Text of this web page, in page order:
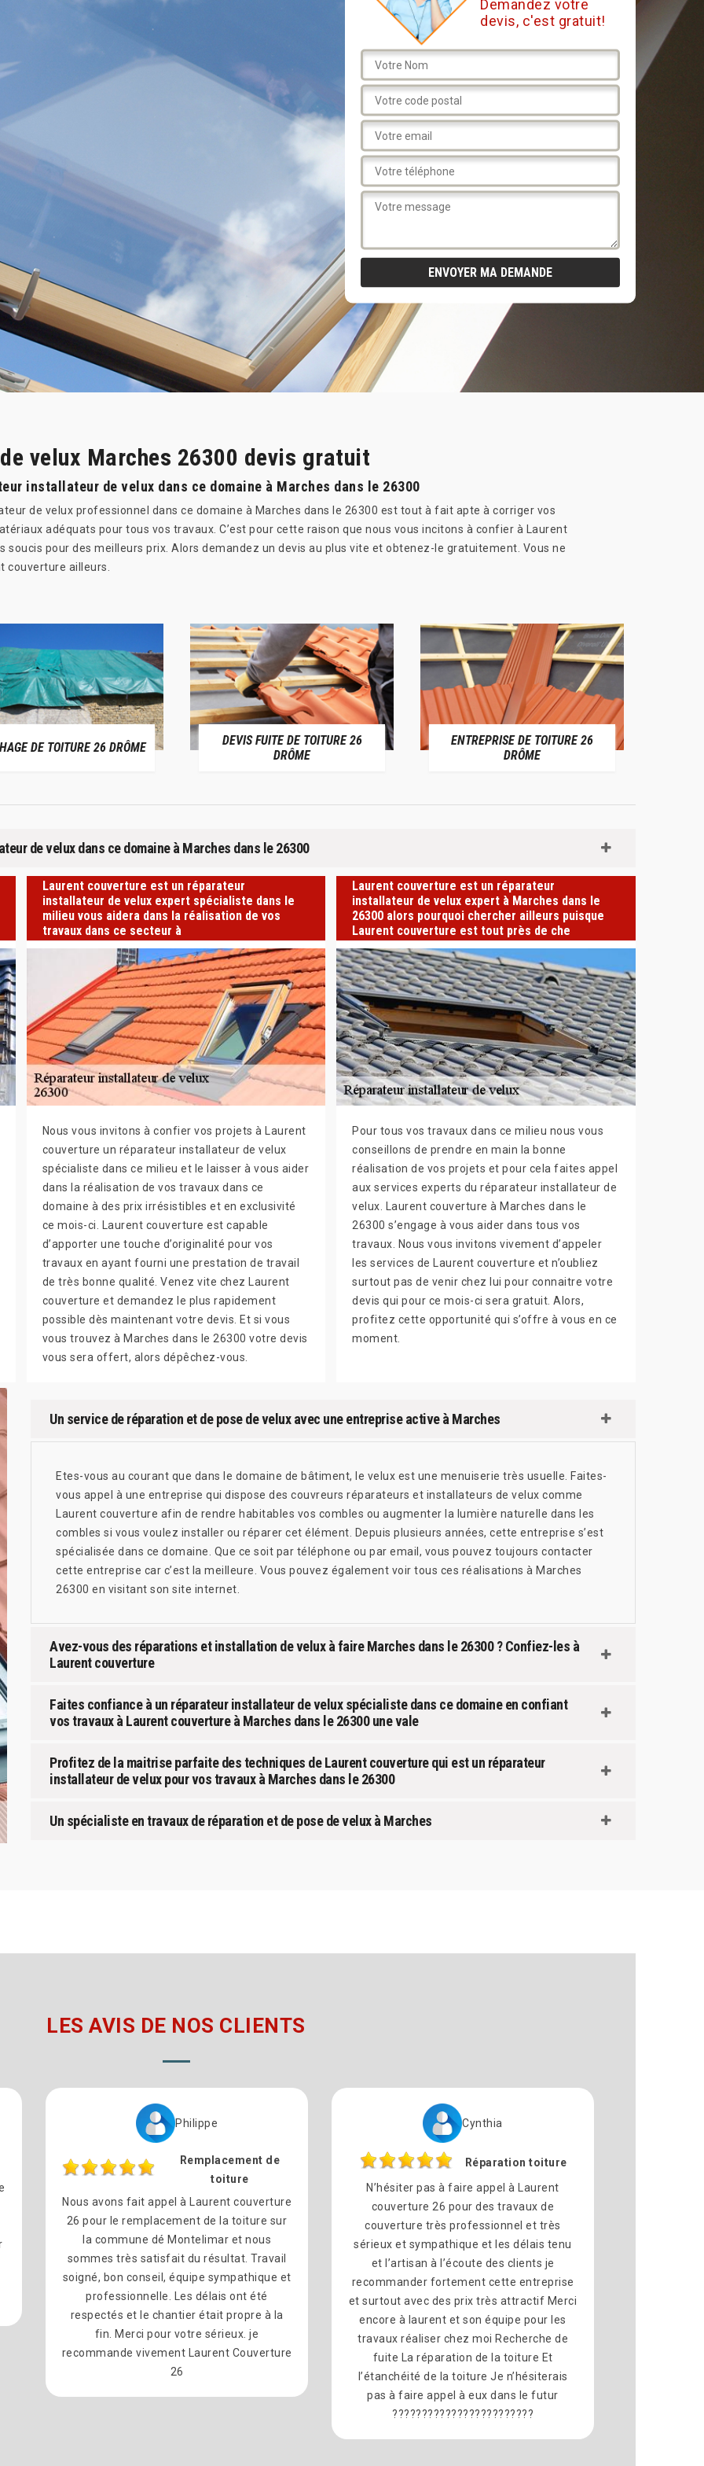
Demandez votre
devis, c'est gratuit!
velux Marches 26300 devis gratuit
installateur de velux dans ce domaine à Marches dans le 26300
de velux professionnel dans ce domaine à Marches dans le 26300 est tout à fait apte à corriger vos
adéquats pour tous vos travaux. C’est pour cette raison que nous vous incitons à confier à Laurent
soucis pour des meilleurs prix. Alors demandez un devis au plus vite et obtenez-le gratuitement. Vous ne
couverture ailleurs.
DEVIS FUITE DE TOITURE 26
DRÔME
ENTREPRISE DE TOITURE 26
DEVIS TOITURE 26 DRÔME
de velux dans ce domaine à Marches dans le 26300
Laurent couverture est un réparateur
installateur de velux expert spécialiste dans le
milieu vous aidera dans la réalisation de vos
travaux dans ce secteur à
Nous vous invitons à confier vos projets à Laurent
couverture un réparateur installateur de velux
spécialiste dans ce milieu et le laisser à vous aider
dans la réalisation de vos travaux dans ce
domaine à des prix irrésistibles et en exclusivité
ce mois-ci. Laurent couverture est capable
d’apporter une touche d’originalité pour vos
travaux en ayant fourni une prestation de travail
de très bonne qualité. Venez vite chez Laurent
couverture et demandez le plus rapidement
possible dès maintenant votre devis. Et si vous
vous trouvez à Marches dans le 26300 votre devis
vous sera offert, alors dépêchez-vous.
Laurent couverture est un réparateur
installateur de velux expert à Marches dans le
26300 alors pourquoi chercher ailleurs puisque
Laurent couverture est tout près de che
Pour tous vos travaux dans ce milieu nous vous
conseillons de prendre en main la bonne
réalisation de vos projets et pour cela faites appel
aux services experts du réparateur installateur de
velux. Laurent couverture à Marches dans le
26300 s’engage à vous aider dans tous vos
travaux. Nous vous invitons vivement d’appeler
les services de Laurent couverture et n’oubliez
surtout pas de venir chez lui pour connaitre votre
devis qui pour ce mois-ci sera gratuit. Alors,
profitez cette opportunité qui s’offre à vous en ce
moment.
Un service de réparation et de pose de velux avec une entreprise active à Marches
Etes-vous au courant que dans le domaine de bâtiment, le velux est une menuiserie très usuelle. Faites-
vous appel à une entreprise qui dispose des couvreurs réparateurs et installateurs de velux comme
Laurent couverture afin de rendre habitables vos combles ou augmenter la lumière naturelle dans les
combles si vous voulez installer ou réparer cet élément. Depuis plusieurs années, cette entreprise s’est
spécialisée dans ce domaine. Que ce soit par téléphone ou par email, vous pouvez toujours contacter
cette entreprise car c’est la meilleure. Vous pouvez également voir tous ces réalisations à Marches
26300 en visitant son site internet.
Avez-vous des réparations et installation de velux à faire Marches dans le 26300 ? Confiez-les à
Laurent couverture
Faites confiance à un réparateur installateur de velux spécialiste dans ce domaine en confiant
vos travaux à Laurent couverture à Marches dans le 26300 une vale
Profitez de la maitrise parfaite des techniques de Laurent couverture qui est un réparateur
installateur de velux pour vos travaux à Marches dans le 26300
Un spécialiste en travaux de réparation et de pose de velux à Marches
LES AVIS DE NOS CLIENTS
Philippe
Remplacement de
toiture
Nous avons fait appel à Laurent couverture
26 pour le remplacement de la toiture sur
la commune dé Montelimar et nous
sommes très satisfait du résultat. Travail
soigné, bon conseil, équipe sympathique et
professionnelle. Les délais ont été
respectés et le chantier était propre à la
fin. Merci pour votre sérieux. je
recommande vivement Laurent Couverture
26
Cynthia
Réparation toiture
N’hésiter pas à faire appel à Laurent
couverture 26 pour des travaux de
couverture très professionnel et très
sérieux et sympathique et les délais tenu
et l’artisan à l’écoute des clients je
recommander fortement cette entreprise
et surtout avec des prix très attractif Merci
encore à laurent et son équipe pour les
travaux réaliser chez moi Recherche de
fuite La réparation de la toiture Et
l’étanchéité de la toiture Je n’hésiterais
pas à faire appel à eux dans le futur
????????????????????????